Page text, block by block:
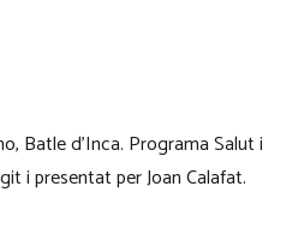
Batle d’Inca. Programa Salut i
i presentat per Joan Calafat.